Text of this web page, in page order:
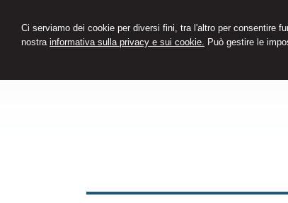
Ci serviamo dei cookie per diversi fini, tra l'altro per consentire
nostra informativa sulla privacy e sui cookie. Può gestire le